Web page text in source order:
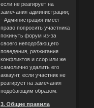
если не реагирует на
замечания администрации;
- Администрация имеет
право попросить участника
покинуть форум из-за
своего неподобающего
поведения, разжигания
конфликтов и ссор или же
самолично удалить его
аккаунт, если участник не
реагирует на замечания
подобающим образом.
3. Общие правила